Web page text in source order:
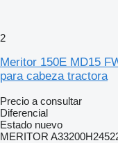
2
Meritor 150E MD15
para cabeza tractora
Precio a consultar
Diferencial
Estado nuevo
MERITOR